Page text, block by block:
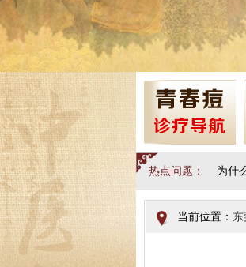
热点问题： 为什
当前位置：